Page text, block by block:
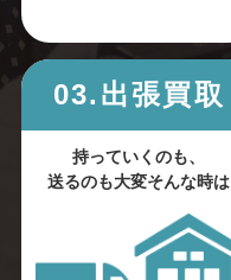
03.出張買取
持っていくのも、
送るのも大変そんな時は